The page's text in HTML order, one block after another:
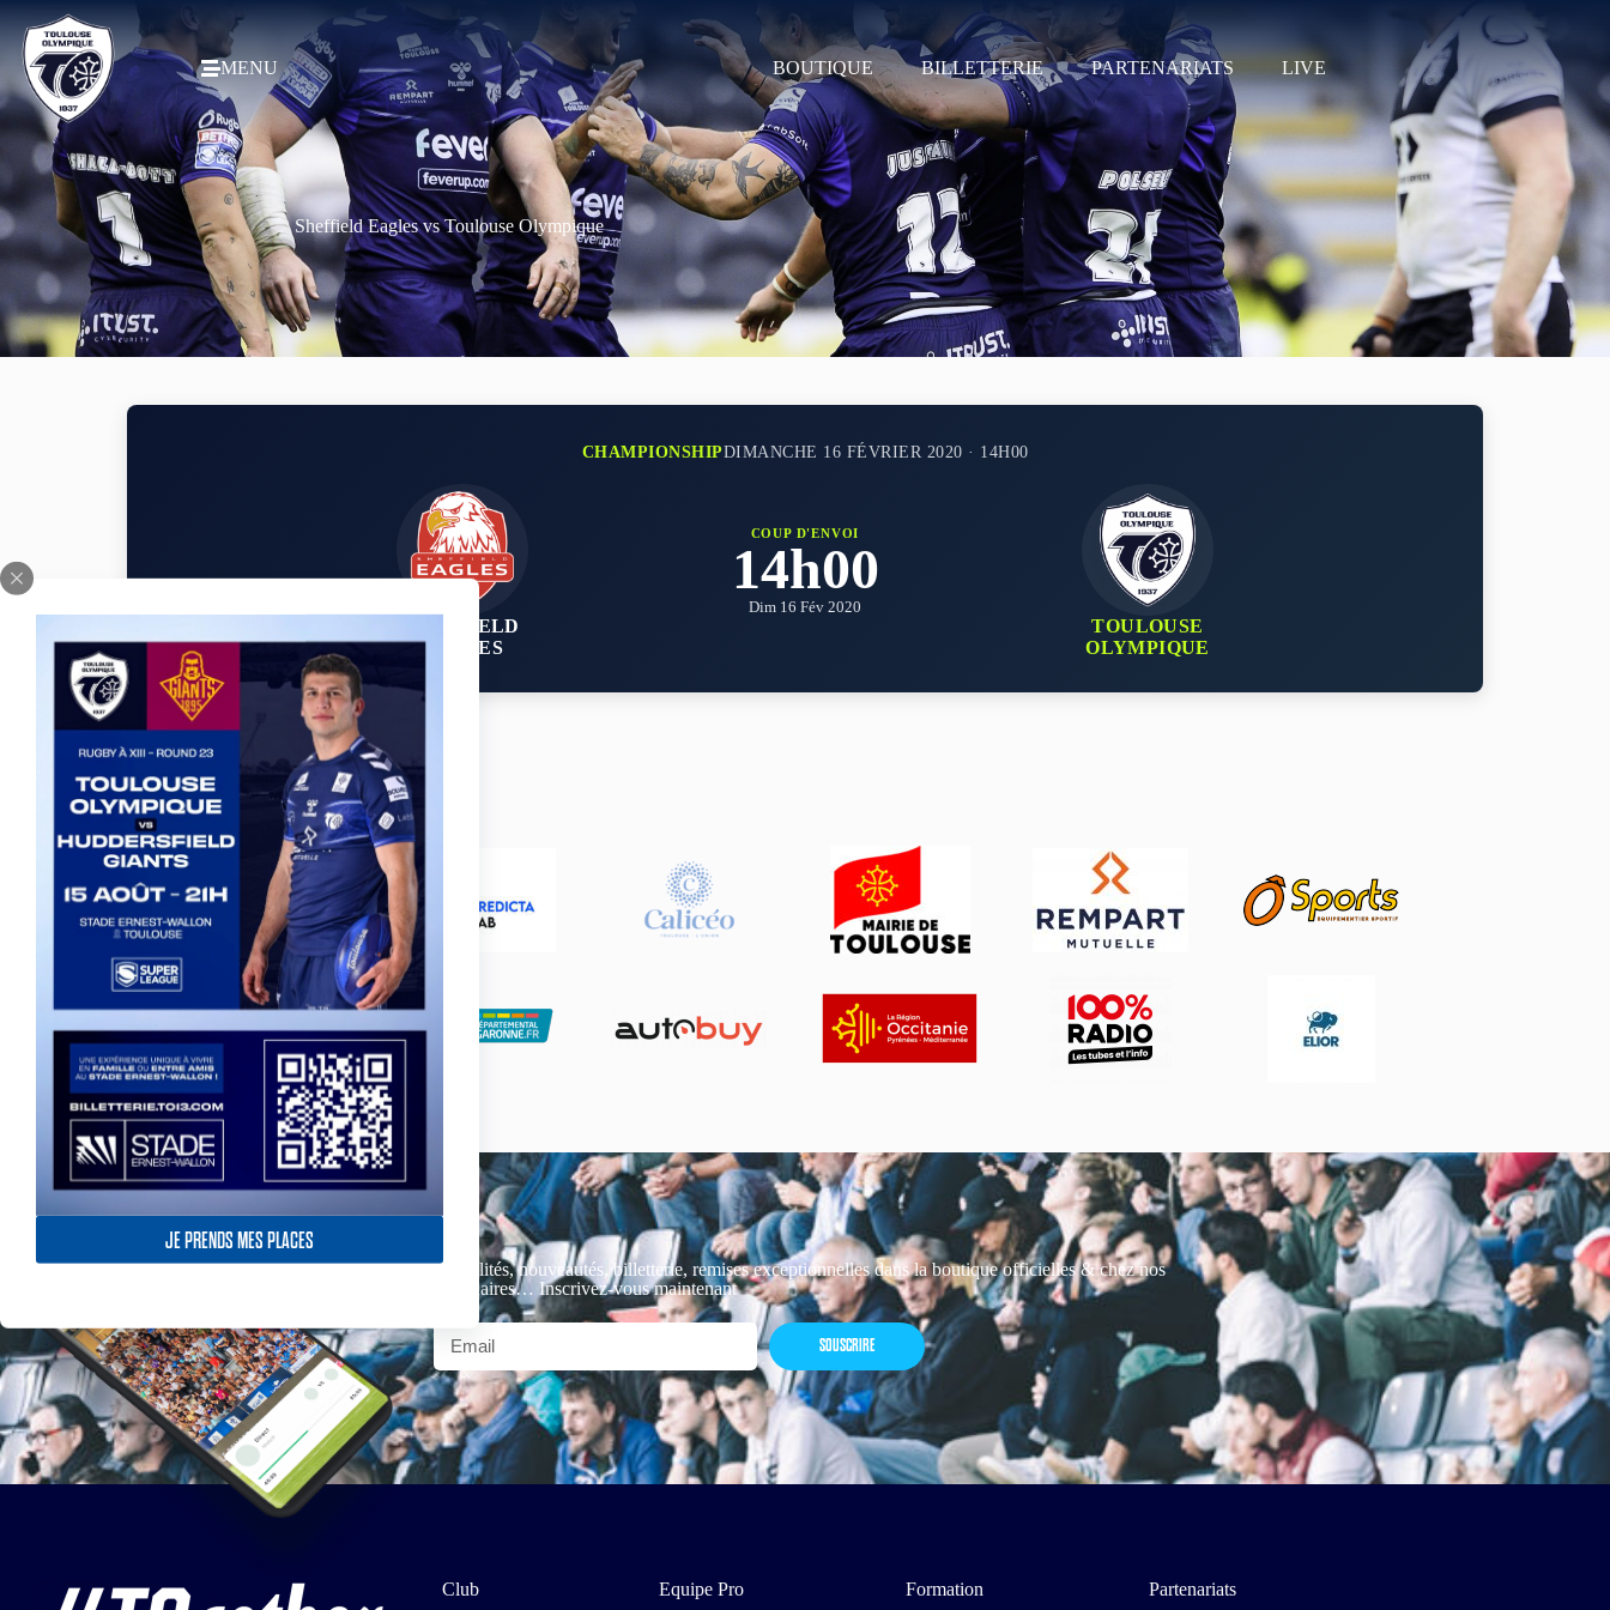
JE PRENDS MES PLACES
MENU BOUTIQUE BILLETTERIE PARTENARIATS LIVE
Sheffield Eagles vs Toulouse Olympique
CHAMPIONSHIPDIMANCHE 16 FÉVRIER 2020 · 14H00
SHEFFIELD
EAGLES
COUP D'ENVOI
14h00
Dim 16 Fév 2020
TOULOUSE
OLYMPIQUE
Actualités, nouveautés, billetterie, remises exceptionnelles dans la boutique officielles & chez nos
partenaires… Inscrivez-vous maintenant
SOUSCRIRE
Club Equipe Pro Formation Partenariats